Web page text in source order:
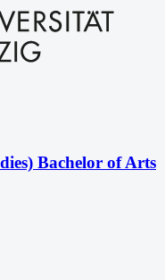
Bachelor of Arts